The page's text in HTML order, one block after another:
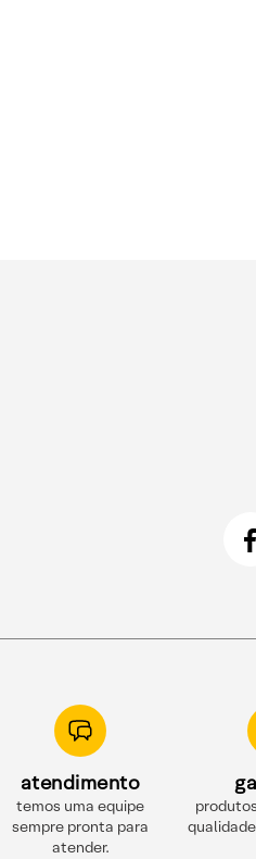
atendimento
temos uma equipe
sempre pronta para
atender.